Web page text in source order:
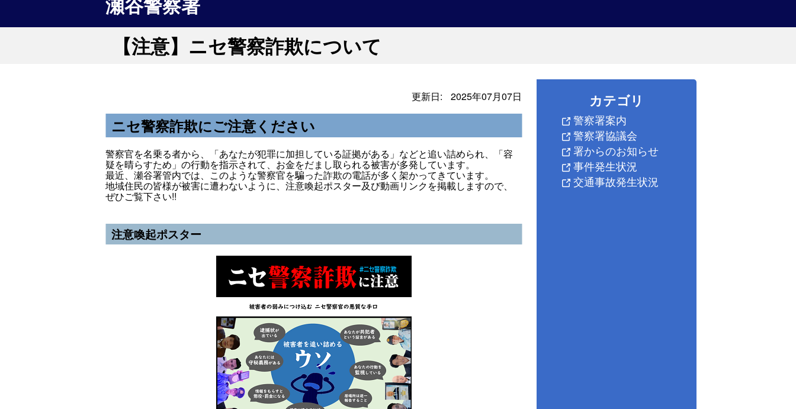
【注意】ニセ警察詐欺について
更新日: 2025年07月07日
ニセ警察詐欺にご注意ください
警察官を名乗る者から、「あなたが犯罪に加担している証拠がある」などと追い詰められ、「容
疑を晴らすため」の行動を指示されて、お金をだまし取られる被害が多発しています。
最近、瀬谷署管内では、このような警察官を騙った詐欺の電話が多く架かってきています。
地域住民の皆様が被害に遭わないように、注意喚起ポスター及び動画リンクを掲載しますので、
ぜひご覧下さい!!
注意喚起ポスター
カテゴリ
警察署案内
警察署協議会
署からのお知らせ
事件発生状況
交通事故発生状況